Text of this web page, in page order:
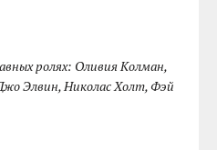
ролях: Оливия Колман,
Элвин, Николас Холт, Фэй